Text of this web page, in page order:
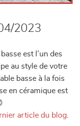
2023
est l’un des
au style de votre
basse à la fois
en céramique est
article du blog.